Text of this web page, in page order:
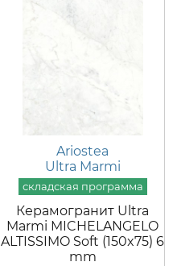
Ariostea
Ultra Marmi
Керамогранит Ultra
Marmi MICHELANGELO
ALTISSIMO Soft (150x75) 6
mm